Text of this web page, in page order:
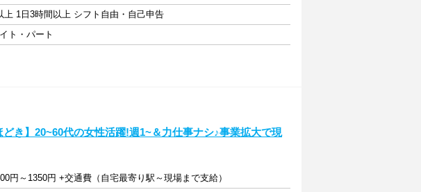
上 1日3時間以上 シフト自由・自己申告
ト・パート
どき】20~60代の女性活躍!週1~＆力仕事ナシ♪事業拡大で現
円～1350円 +交通費（自宅最寄り駅～現場まで支給）